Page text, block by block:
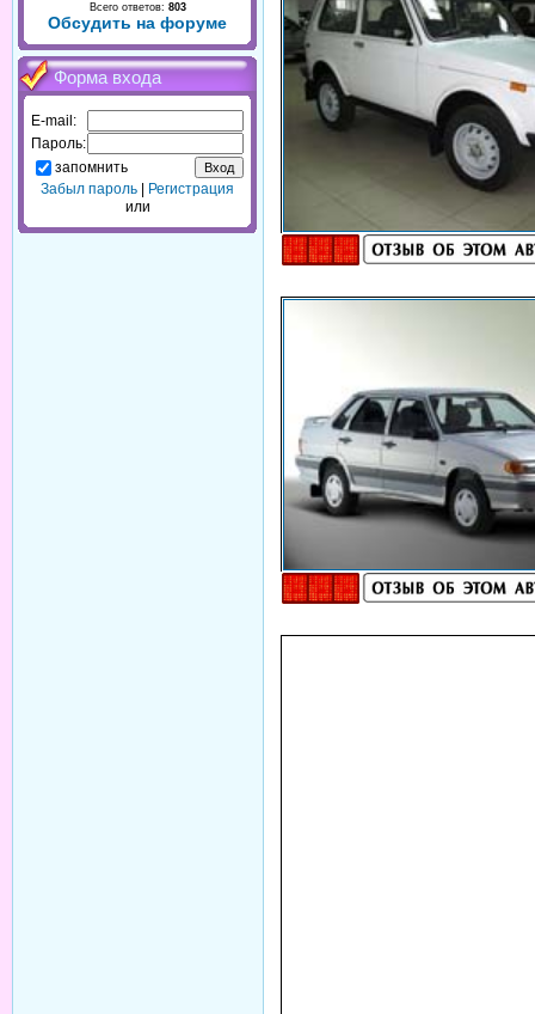
Всего ответов: 803
Обсудить на форуме
Форма входа
E-mail:
Пароль:
запомнить
Забыл пароль
Регистрация
или